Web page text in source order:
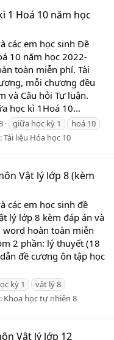
1 Hoá 10 năm học
các em học sinh Đề
10 năm học 2022-
toàn miễn phí. Tài
mỗi chương đều
và Câu hỏi Tự luận.
học kì 1Hoá 10...
giữa học kỳ 1
hoá 10
Tài liệu Hóa học 10
Vật lý lớp 8 (kèm
các em học sinh đề
lý lớp 8 kèm đáp án và
hoàn toàn miễn
2 phần: lý thuyết (18
đề cương ôn tập học
kỳ 1
vật lý 8
Khoa học tự nhiên 8
Vật lý lớp 12